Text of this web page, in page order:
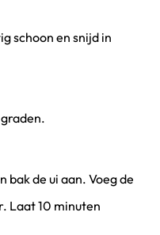
schoon en snijd in
vinken
bak de ui aan. Voeg de
Laat 10 minuten